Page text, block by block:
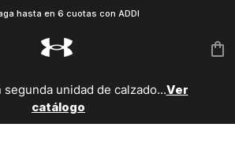
hasta en 6 cuotas con ADDI
segunda unidad de calzado...Ver
catálogo